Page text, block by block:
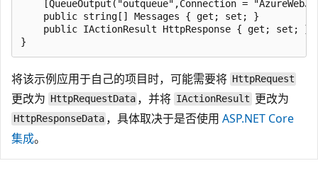
[QueueOutput("outqueue",Connection =
    public string[] Messages { get; set; }
    public IActionResult HttpResponse { get; set; }
将该示例应用于自己的项目时，可能需要将 HttpRequest
更改为 HttpRequestData ，并将 IActionResult 更改为
HttpResponseData ，具体取决于是否使用ASP.NET Core
集成。